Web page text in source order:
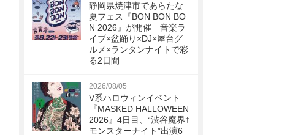
静岡県焼津市であらたな
夏フェス『BON BON BO
N 2026』が開催 音楽ラ
イブ×盆踊り×DJ×屋台グ
ルメ×ランタンナイトで彩
る2日間
2026/08/05
V系ハロウィンイベント
『MASKED HALLOWEEN
2026』4日目、“渋谷魔界†
モンスターナイト”出演6